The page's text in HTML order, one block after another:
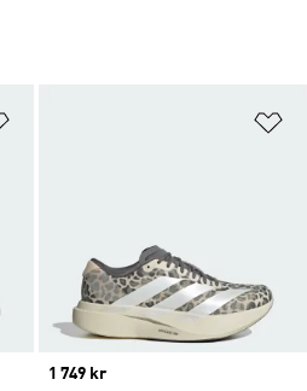
Price
1 749 kr